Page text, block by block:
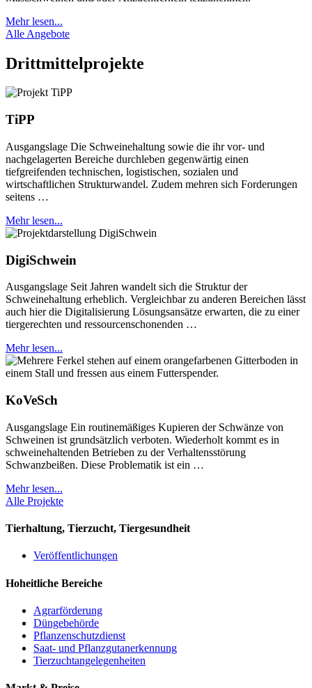
Mehr lesen...
Alle Angebote
Drittmittelprojekte
TiPP
Ausgangslage Die Schweinehaltung sowie die ihr vor- und
nachgelagerten Bereiche durchleben gegenwärtig einen
tiefgreifenden technischen, logistischen, sozialen und
wirtschaftlichen Strukturwandel. Zudem mehren sich Forderungen
seitens …
Mehr lesen...
DigiSchwein
Ausgangslage Seit Jahren wandelt sich die Struktur der
Schweinehaltung erheblich. Vergleichbar zu anderen Bereichen lässt
auch hier die Digitalisierung Lösungsansätze erwarten, die zu einer
tiergerechten und ressourcenschonenden …
Mehr lesen...
KoVeSch
Ausgangslage Ein routinemäßiges Kupieren der Schwänze von
Schweinen ist grundsätzlich verboten. Wiederholt kommt es in
schweinehaltenden Betrieben zu der Verhaltensstörung
Schwanzbeißen. Diese Problematik ist ein …
Mehr lesen...
Alle Projekte
Tierhaltung, Tierzucht, Tiergesundheit
Veröffentlichungen
Hoheitliche Bereiche
Agrarförderung
Düngebehörde
Pflanzenschutzdienst
Saat- und Pflanzgutanerkennung
Tierzuchtangelegenheiten